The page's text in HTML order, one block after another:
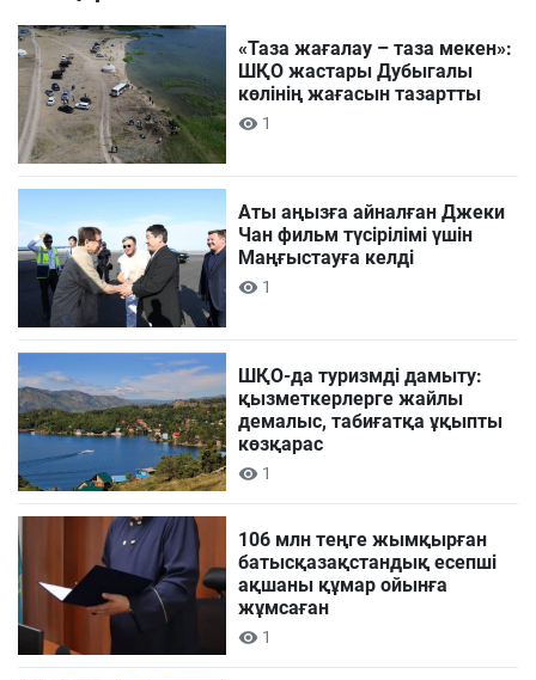
«Таза жағалау – таза мекен»:
ШҚО жастары Дубыгалы
көлінің жағасын тазартты
1
Аты аңызға айналған Джеки
Чан фильм түсірілімі үшін
Маңғыстауға келді
1
ШҚО-да туризмді дамыту:
қызметкерлерге жайлы
демалыс, табиғатқа ұқыпты
көзқарас
1
106 млн теңге жымқырған
батысқазақстандық есепші
ақшаны құмар ойынға
жұмсаған
1